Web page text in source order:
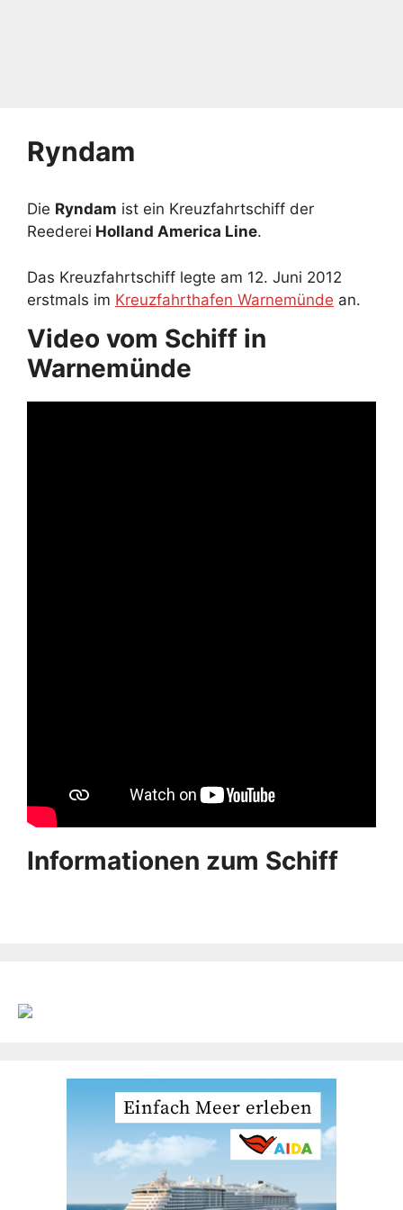
Ryndam
Die Ryndam ist ein Kreuzfahrtschiff der
Reederei Holland America Line.
Das Kreuzfahrtschiff legte am 12. Juni 2012
erstmals im Kreuzfahrthafen Warnemünde an.
Video vom Schiff in
Warnemünde
Informationen zum Schiff